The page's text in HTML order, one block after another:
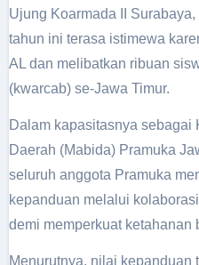
Ujung Koarmada II
tahun ini terasa istimewa
AL dan melibatkan ribuan
(kwarcab) se-Jawa Timur.
Dalam kapasitasnya sebagai
Daerah (Mabida) Pramuka
seluruh anggota Pramuka
kepanduan melalui
demi memperkuat ketahanan
Menurutnya, nilai kepanduan